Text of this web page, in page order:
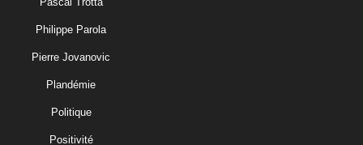
Philippe Parola
Pierre Jovanovic
Plandémie
Politique
Positivité